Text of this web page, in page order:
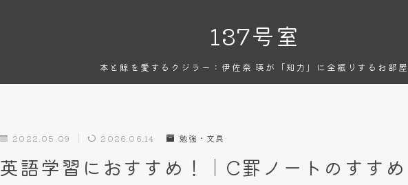
137号室
本と鯨を愛するクジラー：伊佐奈 瑛が「知力」に全振りするお部屋
2022.05.09 2026.06.14 勉強・文具
英語学習におすすめ！｜C罫ノートのすすめ